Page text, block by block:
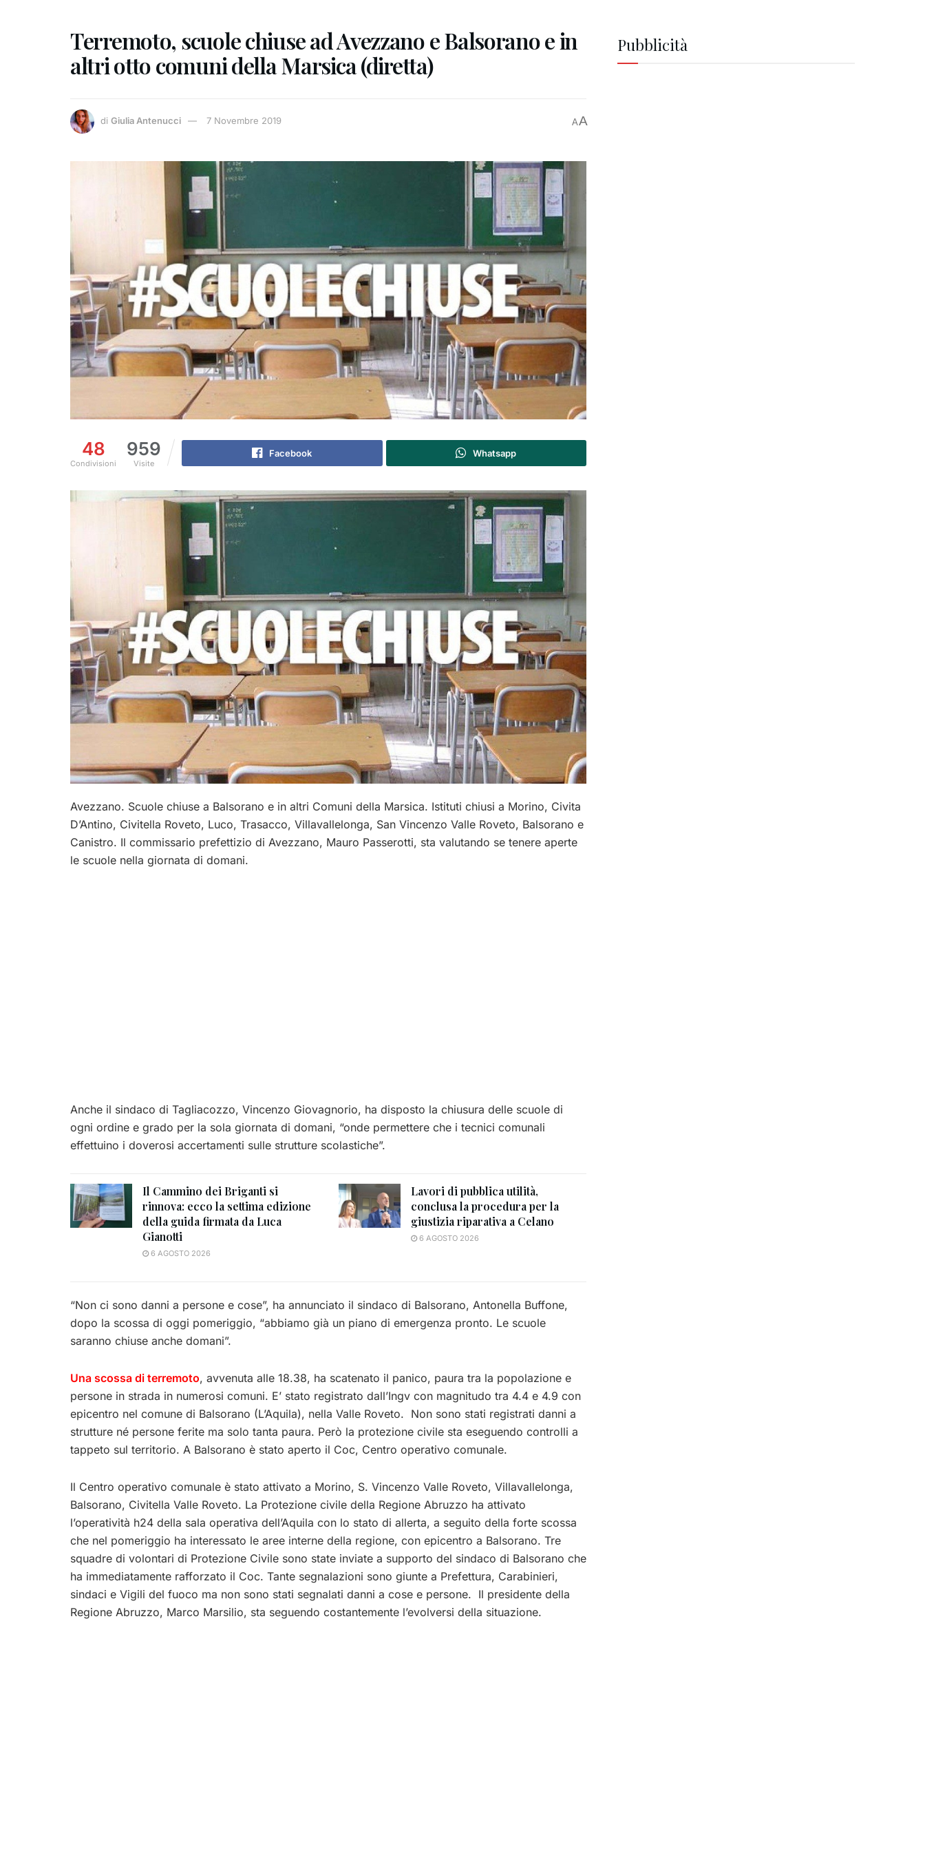
Terremoto, scuole chiuse ad Avezzano e Balsorano e in
altri otto comuni della Marsica (diretta)
di Giulia Antenucci 7 Novembre 2019 AA
48
Condivisioni
959
Visite
Facebook Whatsapp
Avezzano. Scuole chiuse a Balsorano e in altri Comuni della Marsica. Istituti chiusi a Morino, Civita
D’Antino, Civitella Roveto, Luco, Trasacco, Villavallelonga, San Vincenzo Valle Roveto, Balsorano e
Canistro. Il commissario prefettizio di Avezzano, Mauro Passerotti, sta valutando se tenere aperte
le scuole nella giornata di domani.
Anche il sindaco di Tagliacozzo, Vincenzo Giovagnorio, ha disposto la chiusura delle scuole di
ogni ordine e grado per la sola giornata di domani, “onde permettere che i tecnici comunali
effettuino i doverosi accertamenti sulle strutture scolastiche”.
Il Cammino dei Briganti si
rinnova: ecco la settima edizione
della guida firmata da Luca
Gianotti
6 AGOSTO 2026
Lavori di pubblica utilità,
conclusa la procedura per la
giustizia riparativa a Celano
6 AGOSTO 2026
“Non ci sono danni a persone e cose”, ha annunciato il sindaco di Balsorano, Antonella Buffone,
dopo la scossa di oggi pomeriggio, “abbiamo già un piano di emergenza pronto. Le scuole
saranno chiuse anche domani”.
Una scossa di terremoto, avvenuta alle 18.38, ha scatenato il panico, paura tra la popolazione e
persone in strada in numerosi comuni. E’ stato registrato dall’Ingv con magnitudo tra 4.4 e 4.9 con
epicentro nel comune di Balsorano (L’Aquila), nella Valle Roveto. Non sono stati registrati danni a
strutture né persone ferite ma solo tanta paura. Però la protezione civile sta eseguendo controlli a
tappeto sul territorio. A Balsorano è stato aperto il Coc, Centro operativo comunale.
Il Centro operativo comunale è stato attivato a Morino, S. Vincenzo Valle Roveto, Villavallelonga,
Balsorano, Civitella Valle Roveto. La Protezione civile della Regione Abruzzo ha attivato
l’operatività h24 della sala operativa dell’Aquila con lo stato di allerta, a seguito della forte scossa
che nel pomeriggio ha interessato le aree interne della regione, con epicentro a Balsorano. Tre
squadre di volontari di Protezione Civile sono state inviate a supporto del sindaco di Balsorano che
ha immediatamente rafforzato il Coc. Tante segnalazioni sono giunte a Prefettura, Carabinieri,
sindaci e Vigili del fuoco ma non sono stati segnalati danni a cose e persone. Il presidente della
Regione Abruzzo, Marco Marsilio, sta seguendo costantemente l’evolversi della situazione.
Pubblicità